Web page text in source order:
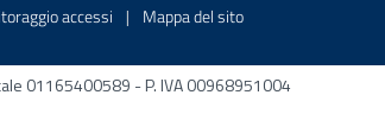
- Apre in una nuova finestra
accessi Sito interno - Apre in una nuova
Mappa del sitoSito interno - Apre
01165400589 - P. IVA 00968951004